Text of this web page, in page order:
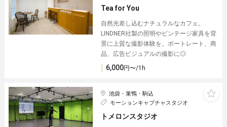
Tea for You
自然光差し込むナチュラルなカフェ。
LINDNER社製の照明やビンテージ家具を背
景に上質な撮影体験を。ポートレート、商
品、広告ビジュアルの撮影に◎
6,000円〜/1h
池袋・巣鴨・駒込
モーションキャプチャスタジオ
トメロンスタジオ